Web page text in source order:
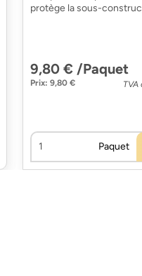
protège la sous-
9,80 € /Paquet
Prix: 9,80 € TVA
Paquet